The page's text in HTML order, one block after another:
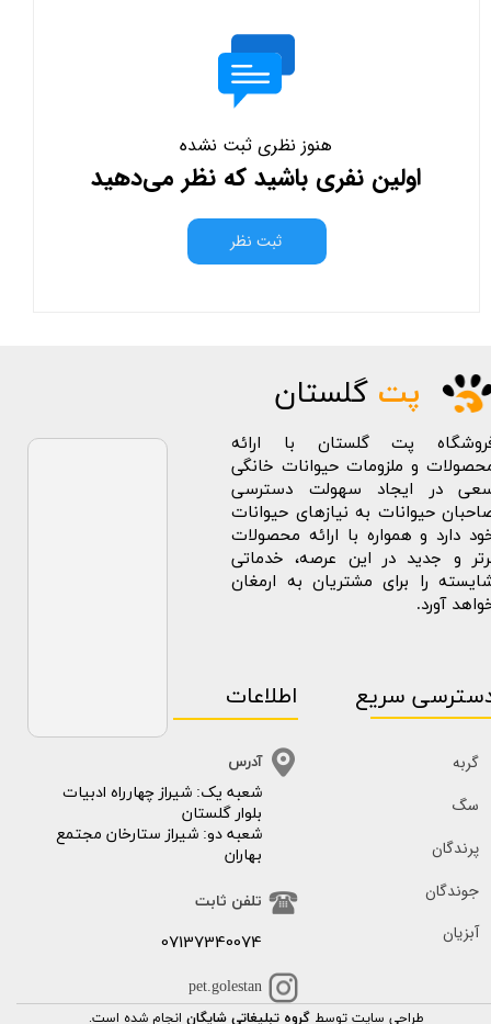
هنوز نظری ثبت نشده
اولین نفری باشید که نظر می‌دهید
ثبت نظر
پت گلستان
پت گلستان با ارائه
و ملزومات حیوانات خانگی
در ایجاد سهولت دسترسی
حیوانات به نیازهای حیوانات
دارد و همواره با ارائه محصولات
و جدید در این عرصه، خدماتی
را برای مشتریان به ارمغان
آورد.
سریع
گربه
سگ
پرندگان
جوندگان
آبزیان
​​شعبه یک: شیراز چهارراه ادبیات
بلوار گلستان
شعبه دو: شیراز ستارخان مجتمع
بهاران
اطلاعات
آدرس
تلفن ثابت
07137340074
pet.golestan
طراحی سایت توسط گروه تبلیغاتی شایگان انجام شده است.